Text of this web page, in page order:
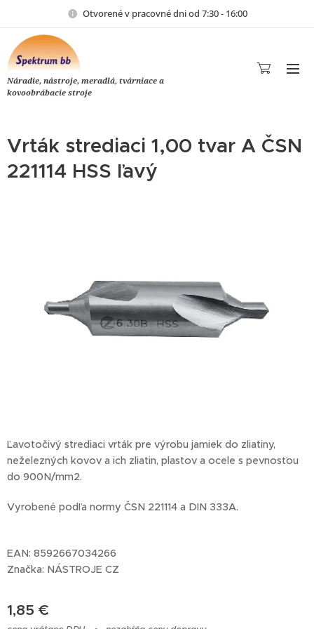
Otvorené v pracovné dni od 7:30 - 16:00
Náradie, nástroje, meradlá, tvárniace a
kovoobrábacie stroje
Vrták strediaci 1,00 tvar A ČSN
221114 HSS ľavý
Ľavotočivý strediaci vrták pre výrobu jamiek do zliatiny,
neželezných kovov a ich zliatin, plastov a ocele s pevnosťou
do 900N/mm2.
Vyrobené podľa normy ČSN 221114 a DIN 333A.
EAN: 8592667034266
Značka: NÁSTROJE CZ
1,85 €